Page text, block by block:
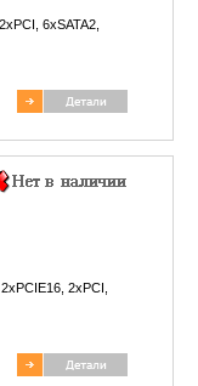
6xSATA2,
2xPCI,